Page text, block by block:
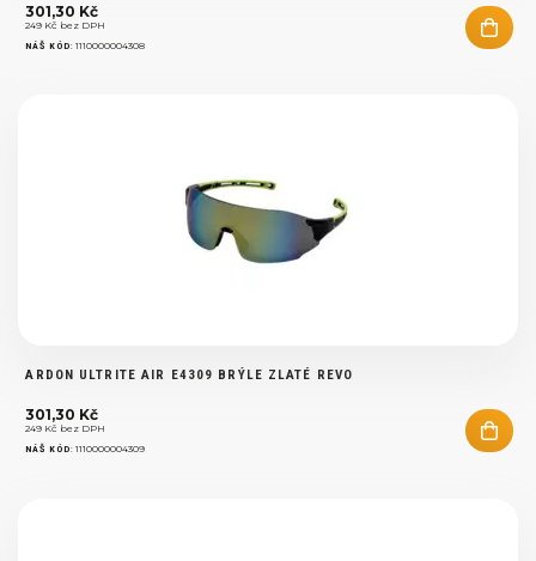
301,30 Kč
249 Kč bez DPH
NÁŠ KÓD:1110000004308
ARDON ULTRITE AIR E4309 BRÝLE ZLATÉ REVO
301,30 Kč
249 Kč bez DPH
NÁŠ KÓD:1110000004309